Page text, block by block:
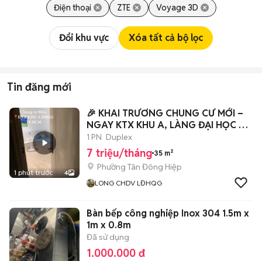
Điện thoại ZTE Voyage 3D
Đổi khu vực Xóa tất cả bộ lọc
Tin đăng mới
1 phút trước 4
🎉 KHAI TRƯƠNG CHUNG CƯ MỚI –
NGAY KTX KHU A, LÀNG ĐẠI HỌC 🎉
📍 Tân Lập
1 PN Duplex
7 triệu/tháng 35 m²
Phường Tân Đông Hiệp
LONG CHDV LĐHQG
Bàn bếp công nghiệp Inox 304 1.5m x
1m x 0.8m
Đã sử dụng
1.000.000 đ